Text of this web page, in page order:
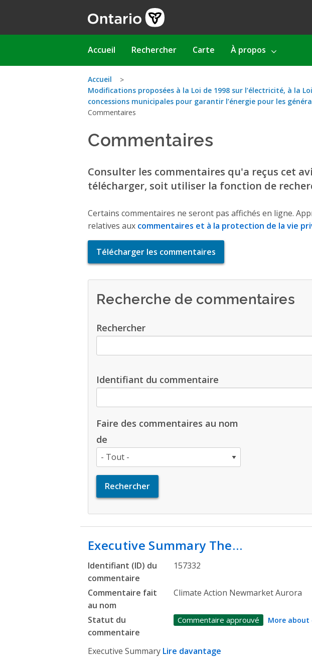
Main
Accueil Rechercher Carte À propos
Vous
êtes
Accueil
Modifications proposées à la Loi de 1998 sur l’électricité, à la
concessions municipales pour garantir l’énergie pour les
Commentaires
Commentaires
Consulter les commentaires qu'a reçus cet
télécharger, soit utiliser la fonction de
Certains commentaires ne seront pas affichés en ligne.
relatives aux commentaires et à la protection de la vie
Télécharger les commentaires
Recherche de commentaires
Rechercher
Identifiant du commentaire
Faire des commentaires au nom
de
Executive Summary The…
Identifiant (ID) du
commentaire
157332
Commentaire fait
au nom
Climate Action Newmarket Aurora
Statut du
commentaire
Commentaire approuvé More
Executive Summary Lire davantage